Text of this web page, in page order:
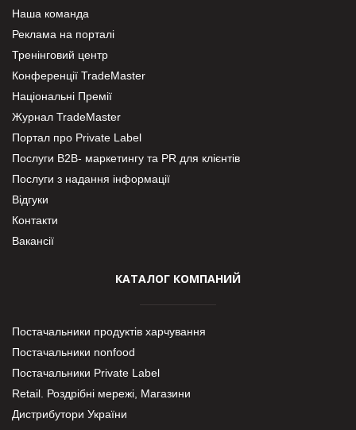
Наша команда
Реклама на порталі
Тренінговий центр
Конференції TradeMaster
Національні Премії
Журнал TradeMaster
Портал про Private Label
Послуги В2В- маркетингу та PR для клієнтів
Послуги з надання інформації
Відгуки
Контакти
Вакансії
КАТАЛОГ КОМПАНИЙ
Постачальники продуктів харчування
Постачальники nonfood
Постачальники Private Label
Retail. Роздрібні мережі, Магазини
Дистрибутори України